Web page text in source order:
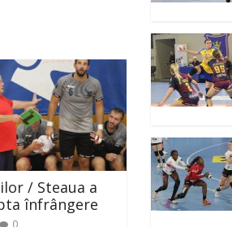
/ Steaua a
înfrângere
0